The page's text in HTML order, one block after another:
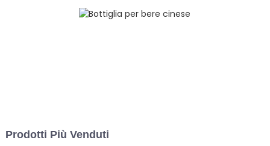
Prodotti Più Venduti